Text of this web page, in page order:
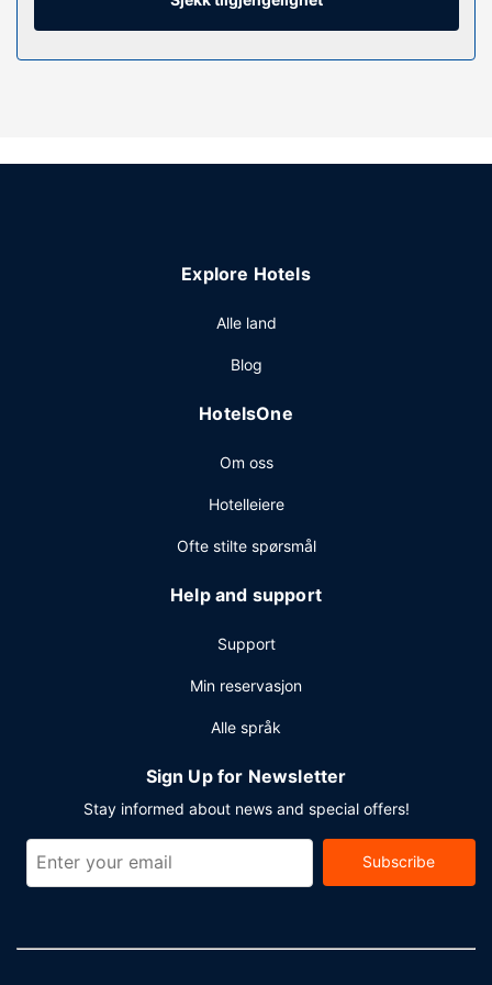
Fasiliteter på eiendommen
Nyt rekreasjonsfasiliteter som et døgnåpent helsestudio og
Gjester har tilgang til blant annet hurtigutsjekking,
Planlegger du en event i Portland? Som en av dette
opp til 389 kvadratmeter, blant annet konferansesenter og
Explore Hotels
Alle land
Blog
HotelsOne
Om oss
Hotelleiere
Ofte stilte spørsmål
Help and support
Support
Min reservasjon
Alle språk
Sign Up for Newsletter
Stay informed about news and special offers!
Subscribe